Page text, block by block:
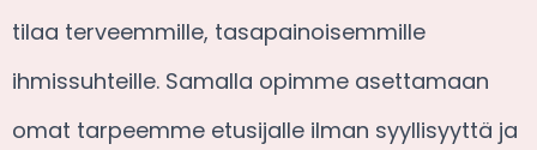
tilaa terveemmille, tasapainoisemmille
ihmissuhteille. Samalla opimme asettamaan
omat tarpeemme etusijalle ilman syyllisyyttä ja